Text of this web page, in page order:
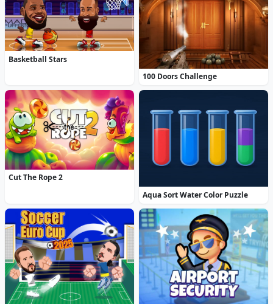
Basketball Stars
100 Doors Challenge
Cut The Rope 2
Aqua Sort Water Color Puzzle